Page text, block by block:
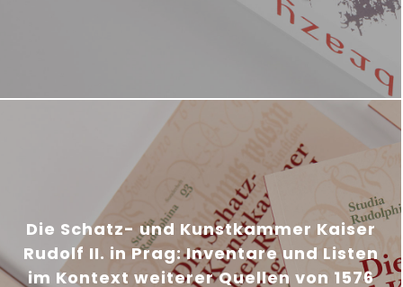
Die Schatz- und Kunstkammer Kaiser
Rudolf II. in Prag: Inventare und Listen
im Kontext weiterer Quellen von 1576